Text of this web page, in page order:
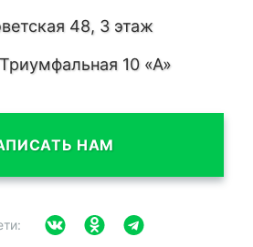
48, 3 этаж
10 «А»
НАМ